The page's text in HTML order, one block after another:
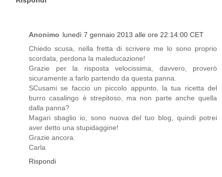
Anonimo lunedì 7 gennaio 2013 alle ore 22:14:00 CET
Chiedo scusa, nella fretta di scrivere me lo sono proprio
scordata, perdona la maleducazione!
Grazie per la risposta velocissima, davvero, proverò
sicuramente a farlo partendo da questa panna.
SCusami se faccio un piccolo appunto, la tua ricetta del
burro casalingo è strepitoso, ma non parte anche quella
dalla panna?
Magari sbaglio io, sono nuova del tuo blog, quindi potrei
aver detto una stupidaggine!
Grazie ancora.
Carla
Rispondi